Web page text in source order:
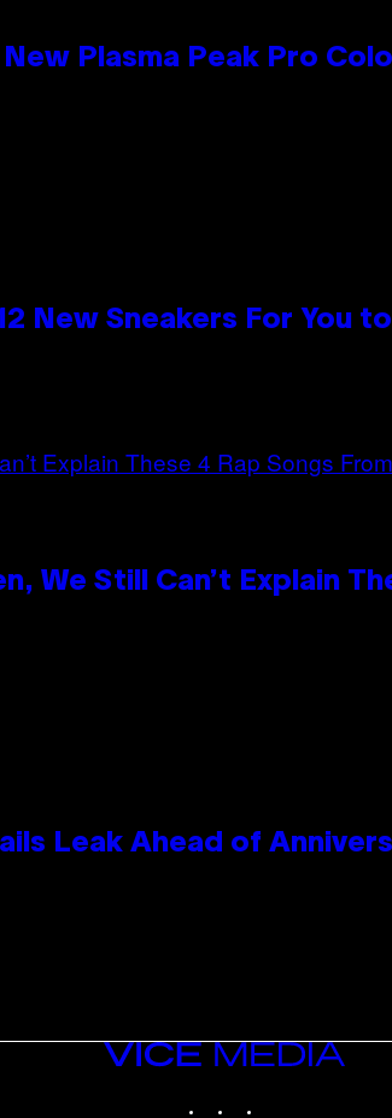
Plasma Peak Pro
New Sneakers For You
We Still Can’t Explain
Leak Ahead of
VICE
MEDIA